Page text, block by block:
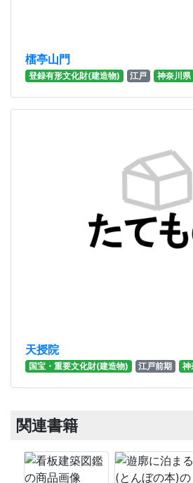
檑亭山門
登録有形文化財(建造物) 江戸 神奈川県
天授院
国宝・重要文化財(建造物) 江戸前期 神
関連書籍